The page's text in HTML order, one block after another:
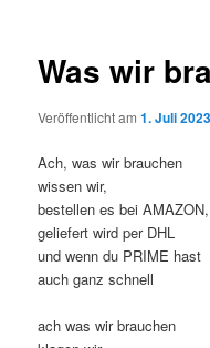
Was wir
Veröffentlicht am1. Juli 2023
Ach, was wir brauchen
wissen wir,
bestellen es bei AMAZON,
geliefert wird per DHL
und wenn du PRIME hast
auch ganz schnell
ach was wir brauchen